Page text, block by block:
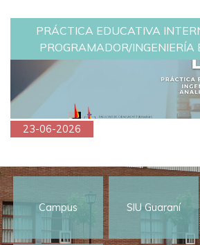
PRÁCTICA EDUCATIVA
PROGRAMADOR/INGENIERÍA
23-06-2026
Campus SIU Guaraní